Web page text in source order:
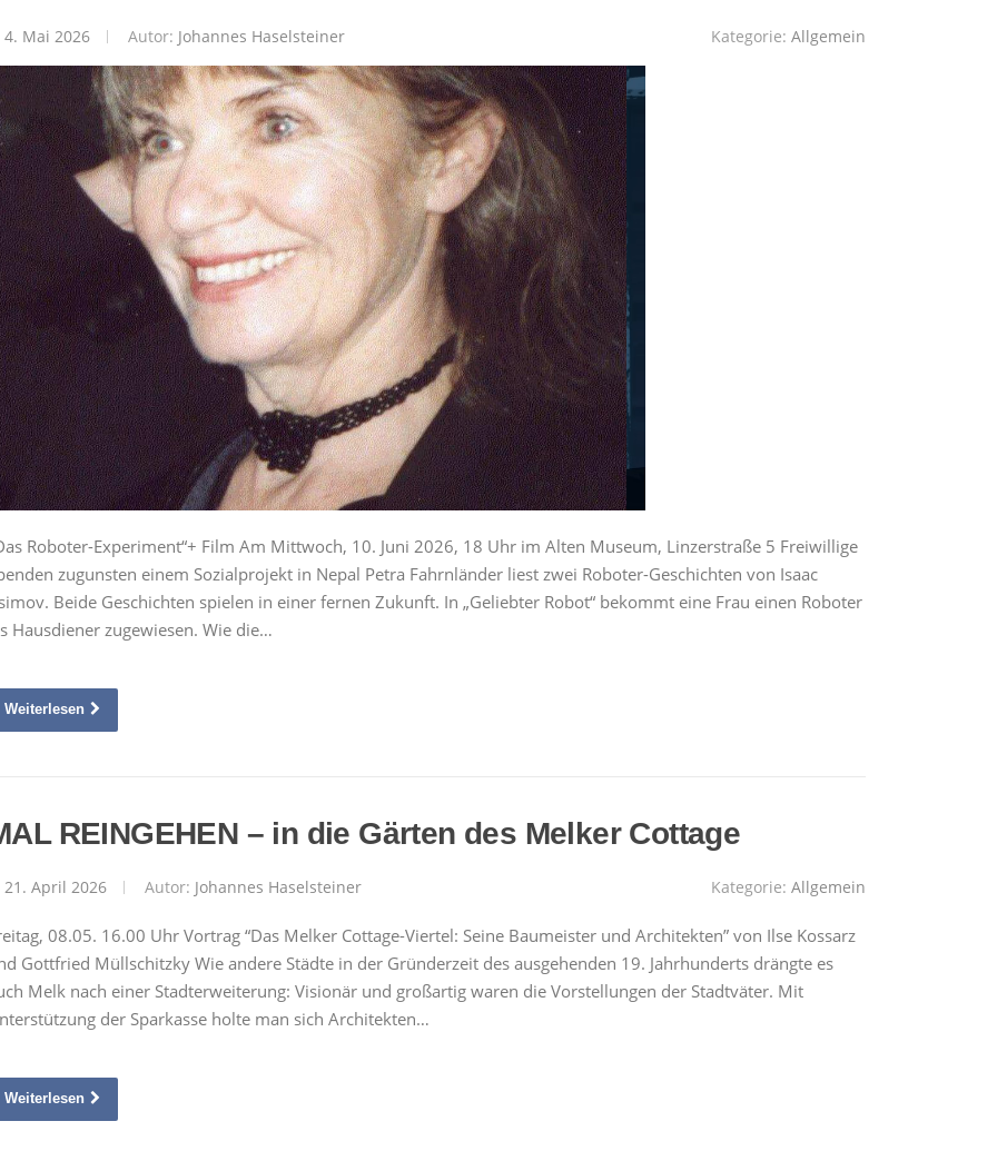
4. Mai 2026 Autor: Johannes Haselsteiner Kategorie: Allgemein
Roboter-Experiment“+ Film Am Mittwoch, 10. Juni 2026, 18 Uhr im Alten Museum, Linzerstraße 5 Freiwillige
zugunsten einem Sozialprojekt in Nepal Petra Fahrnländer liest zwei Roboter-Geschichten von Isaac
Beide Geschichten spielen in einer fernen Zukunft. In „Geliebter Robot“ bekommt eine Frau einen Roboter
Hausdiener zugewiesen. Wie die…
Weiterlesen
REINGEHEN – in die Gärten des Melker Cottage
21. April 2026 Autor: Johannes Haselsteiner Kategorie: Allgemein
08.05. 16.00 Uhr Vortrag “Das Melker Cottage-Viertel: Seine Baumeister und Architekten” von Ilse Kossarz
Gottfried Müllschitzky Wie andere Städte in der Gründerzeit des ausgehenden 19. Jahrhunderts drängte es
Melk nach einer Stadterweiterung: Visionär und großartig waren die Vorstellungen der Stadtväter. Mit
der Sparkasse holte man sich Architekten…
Weiterlesen